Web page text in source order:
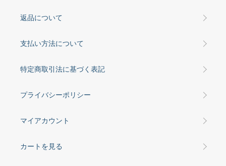
返品について
支払い方法について
特定商取引法に基づく表記
プライバシーポリシー
マイアカウント
カートを見る